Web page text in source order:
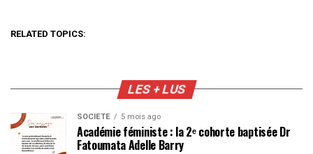
RELATED TOPICS:
LES + LUS
SOCIÉTÉ 5 mois ago
Académie féministe : la 2ᵉ cohorte baptisée Dr
Fatoumata Adelle Barry